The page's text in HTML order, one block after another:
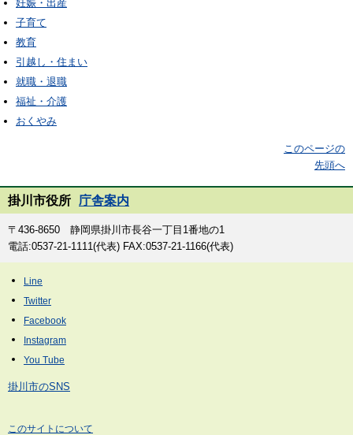
妊娠・出産
子育て
教育
引越し・住まい
就職・退職
福祉・介護
おくやみ
このページの
先頭へ
掛川市役所 庁舎案内
〒436-8650 静岡県掛川市長谷一丁目1番地の1
電話:0537-21-1111(代表) FAX:0537-21-1166(代表)
掛川市のSNS
このサイトについて